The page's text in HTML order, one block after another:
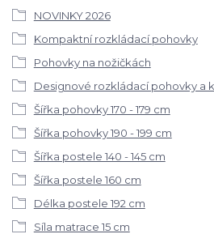
NOVINKY 2026
Kompaktní rozkládací pohovky
Pohovky na nožičkách
Designové rozkládací pohovky a
Šířka pohovky 170 - 179 cm
Šířka pohovky 190 - 199 cm
Šířka postele 140 - 145 cm
Šířka postele 160 cm
Délka postele 192 cm
Síla matrace 15 cm